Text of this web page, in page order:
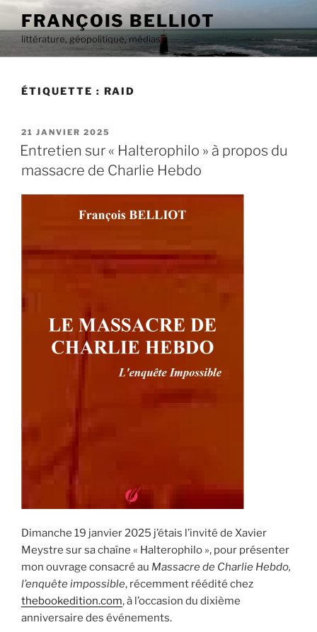
Aller
contenu
principal
FRANÇOIS BELLIOT
littérature, géopolitique, médias
ÉTIQUETTE : RAID
PUBLIÉ
LE
21 JANVIER 2025
Entretien sur « Halterophilo » à propos du
massacre de Charlie Hebdo
Dimanche 19 janvier 2025 j’étais l’invité de Xavier
Meystre sur sa chaîne « Halterophilo », pour présenter
mon ouvrage consacré au Massacre de Charlie Hebdo,
l’enquête impossible, récemment réédité chez
thebookedition.com, à l’occasion du dixième
anniversaire des événements.